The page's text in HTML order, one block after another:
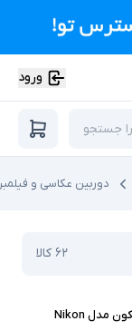
ورود
دوربین عکاسی و
۶۲ کالا
دوربین دیجیتال استوک نیکون مدل Nikon